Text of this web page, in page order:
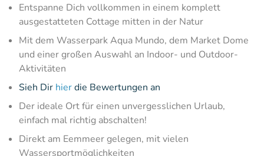
Entspanne Dich vollkommen in einem komplett
ausgestatteten Cottage mitten in der Natur
Mit dem Wasserpark Aqua Mundo, dem Market Dome
und einer großen Auswahl an Indoor- und Outdoor-
Aktivitäten
Sieh Dir hierdie Bewertungen an
Der ideale Ort für einen unvergesslichen Urlaub,
einfach mal richtig abschalten!
Direkt am Eemmeer gelegen, mit vielen
Wassersportmöglichkeiten